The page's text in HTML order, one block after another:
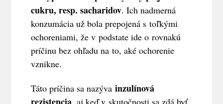
cukru, resp. sacharidov. Ich nadmerná
konzumácia už bola prepojená s toľkými
ochoreniami, že v podstate ide o rovnakú
príčinu bez ohľadu na to, aké ochorenie
vznikne.
Táto príčina sa nazývainzulínová
rezistencia , aj keď v skutočnosti sa zdá byť